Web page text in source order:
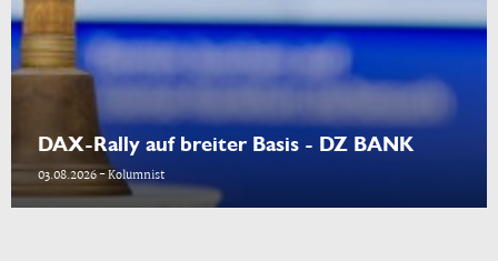
DAX-Rally auf breiter Basis - DZ BANK
03.08.2026 - Kolumnist